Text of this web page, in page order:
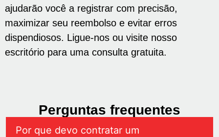
ajudarão você a registrar com precisão,
maximizar seu reembolso e evitar erros
dispendiosos. Ligue-nos ou visite nosso
escritório para uma consulta gratuita.
Perguntas frequentes
Por que devo contratar um